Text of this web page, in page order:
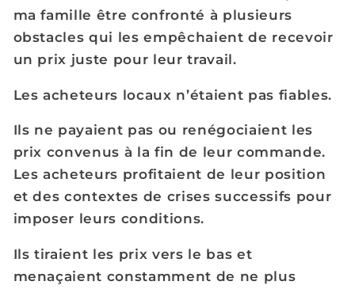
ma famille être confronté à plusieurs
obstacles qui les empêchaient de recevoir
un prix juste pour leur travail.
Les acheteurs locaux n’étaient pas fiables.
Ils ne payaient pas ou renégociaient les
prix convenus à la fin de leur commande.
Les acheteurs profitaient de leur position
et des contextes de crises successifs pour
imposer leurs conditions.
Ils tiraient les prix vers le bas et
menaçaient constamment de ne plus